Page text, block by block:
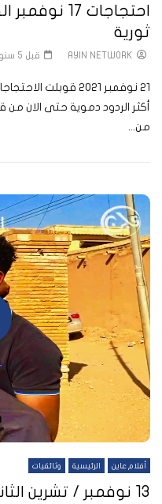
احتجاجات
ثورية
AYIN NETWORK قبل 5 سنوات
21 نوفمبر 2021
أكثر الردود دموية حتى الان من
من...
أفلام عاين الرئيسية وثائقيات
13 نوفمبر / تشرين